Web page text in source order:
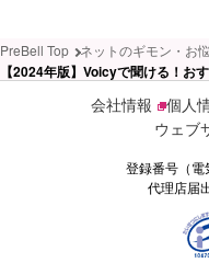
PreBell Top ネットのギモン・お
【2024年版】Voicyで聞ける！お
会社情報
個人
ウェブ
登録番号（
代理店届